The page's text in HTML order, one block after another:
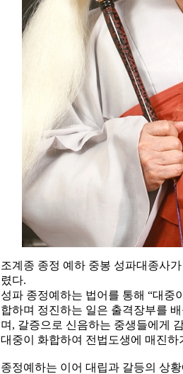
조계종 종정 예하 중봉 성파대종사
렸다.
성파 종정예하는 법어를 통해 “대중
합하며 정진하는 일은 출격장부를
며, 갈증으로 신음하는 중생들에게
대중이 화합하여 전법도생에 매진하
종정예하는 이어 대립과 갈등의 상